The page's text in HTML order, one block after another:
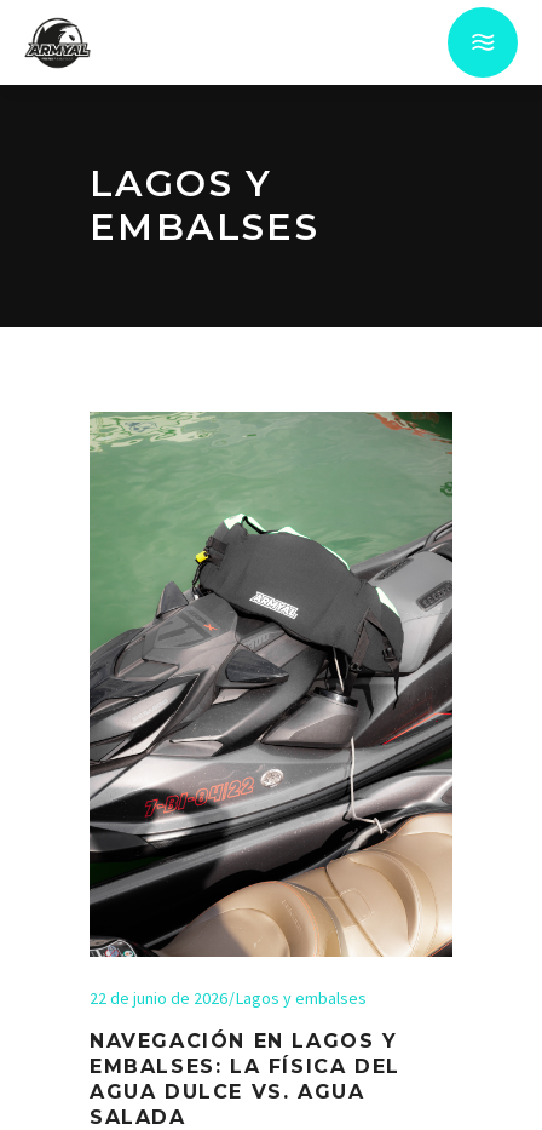
LAGOS Y
EMBALSES
22 de junio de 2026 Lagos y embalses
NAVEGACIÓN EN LAGOS Y
EMBALSES: LA FÍSICA DEL
AGUA DULCE VS. AGUA
SALADA